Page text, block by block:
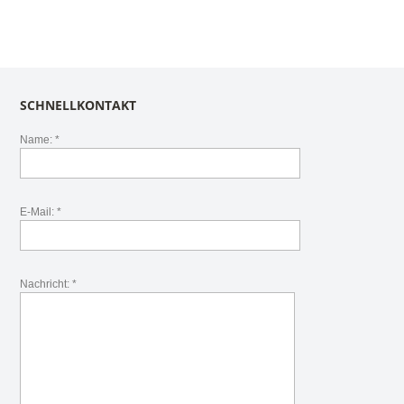
SCHNELLKONTAKT
Name: *
E-Mail: *
Nachricht: *